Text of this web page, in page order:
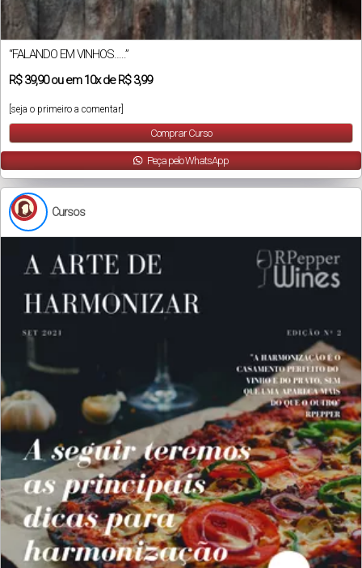
“FALANDO EM VINHOS…..”
R$39,90ou em10xde R$ 3,99
[seja o primeiro a comentar]
Comprar Curso
Peça pelo WhatsApp
Cursos